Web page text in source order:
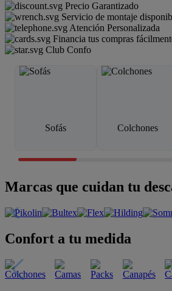
Precio Garantizado
Servicio de montaje
Atención Personalizada
Financia tus compras
Club Confo
Sofás Colchones
Marcas que cuidan tu
Confort a tu medida